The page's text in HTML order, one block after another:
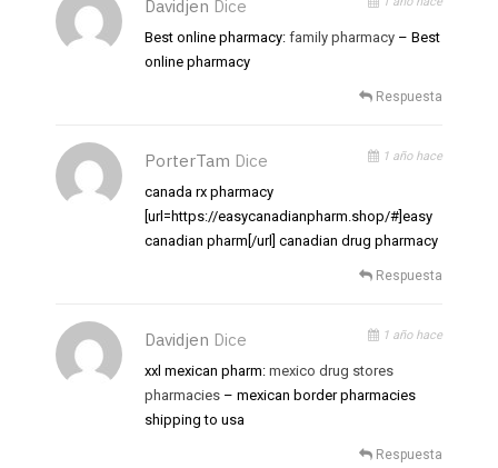
Davidjen Dice
Best online pharmacy: family pharmacy – Best
online pharmacy
Respuesta
PorterTam Dice 1 año hace
canada rx pharmacy
[url=https://easycanadianpharm.shop/#]easy
canadian pharm[/url] canadian drug pharmacy
Respuesta
Davidjen Dice 1 año hace
xxl mexican pharm: mexico drug stores
pharmacies – mexican border pharmacies
shipping to usa
Respuesta